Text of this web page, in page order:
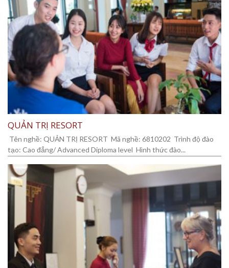
QUẢN TRỊ RESORT
Tên nghề: QUẢN TRỊ RESORT Mã nghề: 6810202 Trình độ đào
tạo: Cao đẳng/ Advanced Diploma level Hình thức đào...